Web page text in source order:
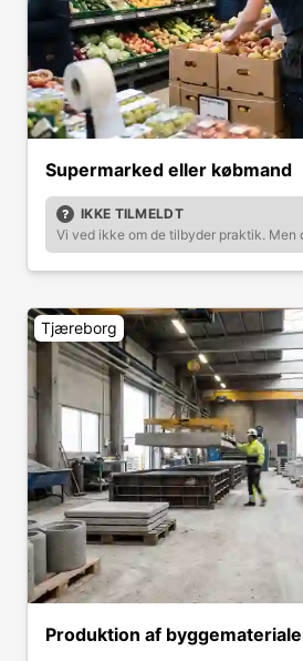
Supermarked eller købmand
IKKE TILMELDT
Vi ved ikke om de tilbyder praktik. Men
Tjæreborg
Produktion af